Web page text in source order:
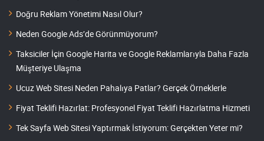
Doğru Reklam Yönetimi Nasıl Olur?
Neden Google Ads’de Görünmüyorum?
Taksiciler İçin Google Harita ve Google Reklamlarıyla Daha Fazla
Müşteriye Ulaşma
Ucuz Web Sitesi Neden Pahalıya Patlar? Gerçek Örneklerle
Fiyat Teklifi Hazırlat: Profesyonel Fiyat Teklifi Hazırlatma Hizmeti
Tek Sayfa Web Sitesi Yaptırmak İstiyorum: Gerçekten Yeter mi?